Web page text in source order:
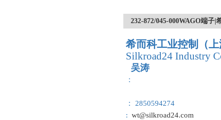
232-872/045-000WAGO端子
希而科工业控制（
Silkroad24 Industry
吴涛
：
： 2850594274
: wt@silkroad24.com